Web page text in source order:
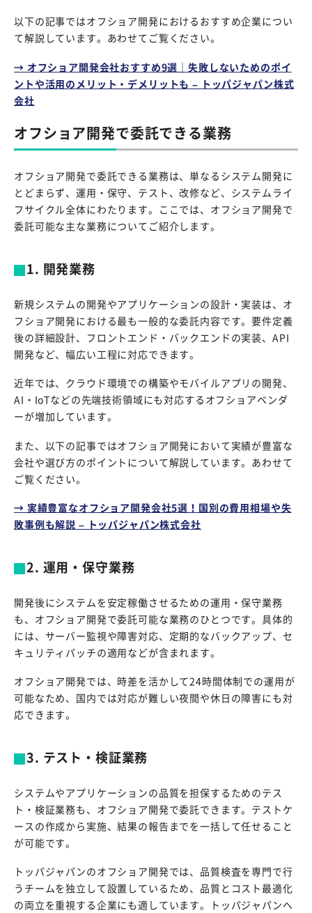
以下の記事ではオフショア開発におけるおすすめ企業につい
て解説しています。あわせてご覧ください。
→ オフショア開発会社おすすめ9選｜失敗しないためのポイ
ントや活用のメリット・デメリットも – トッパジャパン株式
会社
オフショア開発で委託できる業務
オフショア開発で委託できる業務は、単なるシステム開発に
とどまらず、運用・保守、テスト、改修など、システムライ
フサイクル全体にわたります。ここでは、オフショア開発で
委託可能な主な業務についてご紹介します。
1. 開発業務
新規システムの開発やアプリケーションの設計・実装は、オ
フショア開発における最も一般的な委託内容です。要件定義
後の詳細設計、フロントエンド・バックエンドの実装、API
開発など、幅広い工程に対応できます。
近年では、クラウド環境での構築やモバイルアプリの開発、
AI・IoTなどの先端技術領域にも対応するオフショアベンダ
ーが増加しています。
また、以下の記事ではオフショア開発において実績が豊富な
会社や選び方のポイントについて解説しています。あわせて
ご覧ください。
→ 実績豊富なオフショア開発会社5選！国別の費用相場や失
敗事例も解説 – トッパジャパン株式会社
2. 運用・保守業務
開発後にシステムを安定稼働させるための運用・保守業務
も、オフショア開発で委託可能な業務のひとつです。具体的
には、サーバー監視や障害対応、定期的なバックアップ、セ
キュリティパッチの適用などが含まれます。
オフショア開発では、時差を活かして24時間体制での運用が
可能なため、国内では対応が難しい夜間や休日の障害にも対
応できます。
3. テスト・検証業務
システムやアプリケーションの品質を担保するためのテス
ト・検証業務も、オフショア開発で委託できます。テストケ
ースの作成から実施、結果の報告までを一括して任せること
が可能です。
トッパジャパンのオフショア開発では、品質検査を専門で行
うチームを独立して設置しているため、品質とコスト最適化
の両立を重視する企業にも適しています。トッパジャパンへ